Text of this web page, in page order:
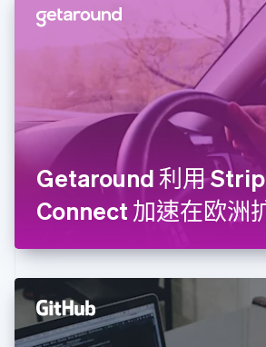
Getaround 利用
Connect 加速在欧洲
德国
English
English
芬兰
EnglishSvenska
荷兰
Nederlands English
加拿大
Français
捷克
克罗地亚
English
立陶宛
English